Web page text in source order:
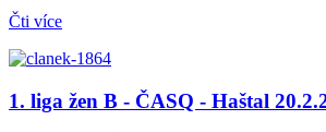
Čti více
1. liga žen B - ČASQ - Haštal